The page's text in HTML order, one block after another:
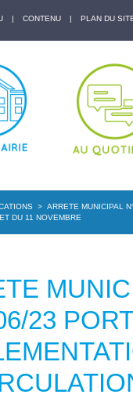
| CONTENU | PLAN DU
> ARRETE MUNICIPAL
DU 11 NOVEMBRE
23